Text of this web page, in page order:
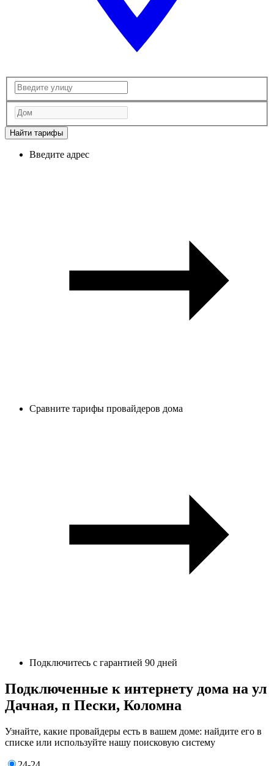
Найти тарифы
Введите адрес
Сравните тарифы провайдеров дома
Подключитесь с гарантией 90 дней
Подключенные к интернету дома на ул
Дачная, п Пески, Коломна
Узнайте, какие провайдеры есть в вашем доме: найдите его в
списке или используйте нашу поисковую систему